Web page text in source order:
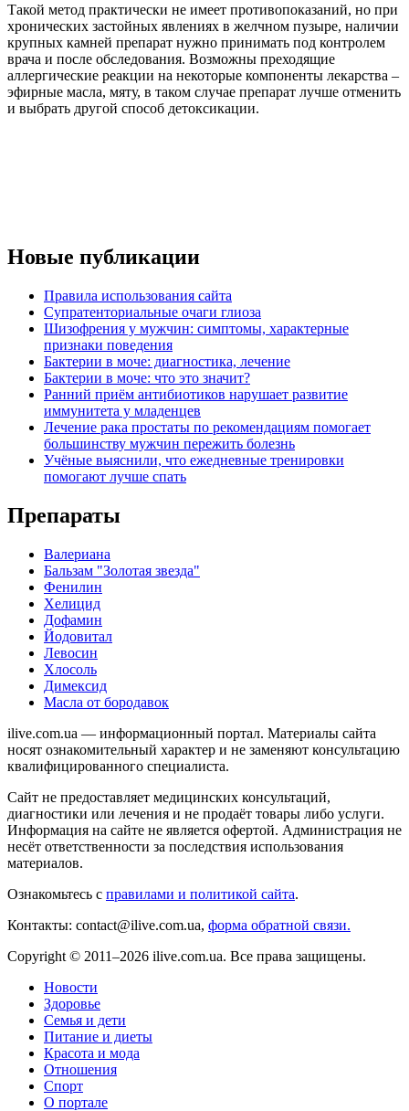
Такой метод практически не имеет противопоказаний, но при
хронических застойных явлениях в желчном пузыре, наличии
крупных камней препарат нужно принимать под контролем
врача и после обследования. Возможны преходящие
аллергические реакции на некоторые компоненты лекарства –
эфирные масла, мяту, в таком случае препарат лучше отменить
и выбрать другой способ детоксикации.
Новые публикации
Правила использования сайта
Супратенториальные очаги глиоза
Шизофрения у мужчин: симптомы, характерные
признаки поведения
Бактерии в моче: диагностика, лечение
Бактерии в моче: что это значит?
Ранний приём антибиотиков нарушает развитие
иммунитета у младенцев
Лечение рака простаты по рекомендациям помогает
большинству мужчин пережить болезнь
Учёные выяснили, что ежедневные тренировки
помогают лучше спать
Препараты
Валериана
Бальзам "Золотая звезда"
Фенилин
Хелицид
Дофамин
Йодовитал
Левосин
Хлосоль
Димексид
Масла от бородавок
ilive.com.ua — информационный портал. Материалы сайта
носят ознакомительный характер и не заменяют консультацию
квалифицированного специалиста.
Сайт не предоставляет медицинских консультаций,
диагностики или лечения и не продаёт товары либо услуги.
Информация на сайте не является офертой. Администрация не
несёт ответственности за последствия использования
материалов.
Ознакомьтесь с правилами и политикой сайта.
Контакты: contact@ilive.com.ua, форма обратной связи.
Copyright © 2011–2026 ilive.com.ua. Все права защищены.
Новости
Здоровье
Семья и дети
Питание и диеты
Красота и мода
Отношения
Спорт
О портале